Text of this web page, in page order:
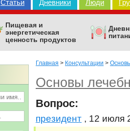
Статьи Дневники Люди
Пищевая и
энергетическая
ценность продуктов
Главная > Консультации >
Основы
Вопрос:
президент , 12 июля